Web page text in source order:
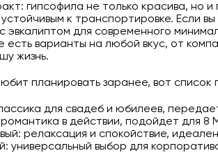
гипсофила не только красива, но
к транспортировке. Если
эвкалиптом для современного
есть варианты на любой вкус, от
жизнь.
планировать заранее, вот
для свадеб и юбилеев,
романтика в действии, подойдет для 8
релаксация и спокойствие,
универсальный выбор для